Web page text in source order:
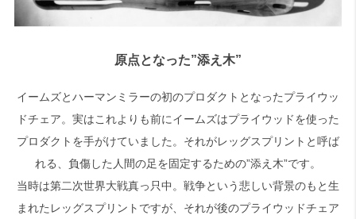
原点となった”添え木”
イームズとハーマンミラーの初のプロダクトとなったプライウッ
ドチェア。実はこれよりも前にイームズはプライウッドを使った
プロダクトを手がけていました。それがレッグスプリントと呼ば
れる、負傷した人間の足を固定するための”添え木”です。
当時は第二次世界大戦真っ只中。戦争という悲しい背景のもと生
まれたレッグスプリントですが、それが後のプライウッドチェア